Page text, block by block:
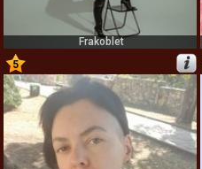
Frakoblet
5
69